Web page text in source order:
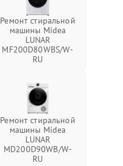
Ремонт стиральной
машины Midea
LUNAR
MF200D80WBS/W-
RU
Ремонт стиральной
машины Midea
LUNAR
MD200D90WB/W-
RU